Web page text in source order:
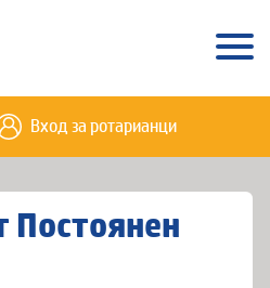
Вход за ротарианци
Постоянен